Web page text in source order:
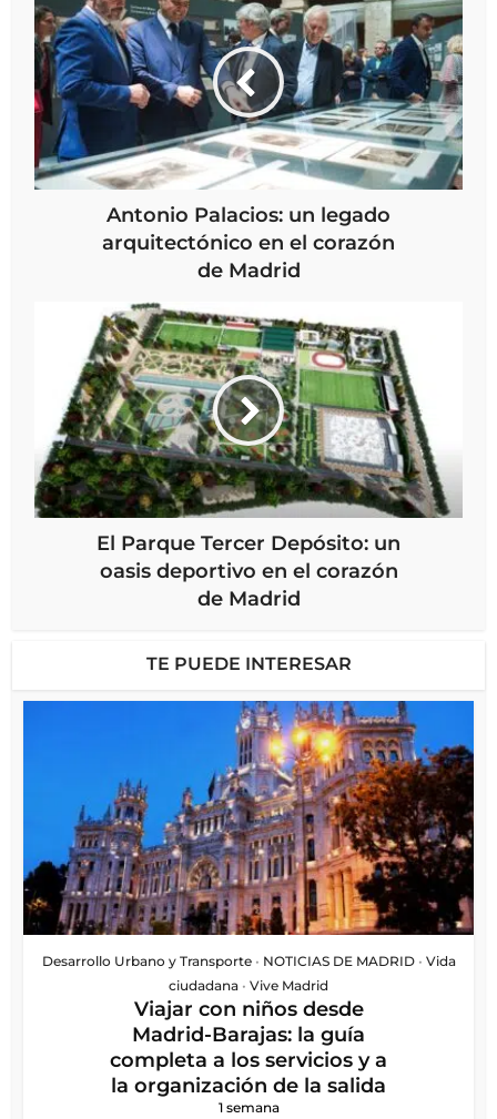
Antonio Palacios: un legado
arquitectónico en el corazón
de Madrid
El Parque Tercer Depósito: un
oasis deportivo en el corazón
de Madrid
TE PUEDE INTERESAR
Desarrollo Urbano y Transporte • NOTICIAS DE MADRID • Vida
ciudadana • Vive Madrid
Viajar con niños desde
Madrid-Barajas: la guía
completa a los servicios y a
la organización de la salida
1 semana